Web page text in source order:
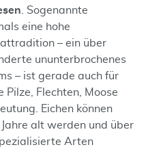
. Sogenannte
eine hohe
– ein über
ununterbrochenes
– ist gerade auch für
Pilze, Flechten, Moose
Eichen können
alt werden und über
Arten